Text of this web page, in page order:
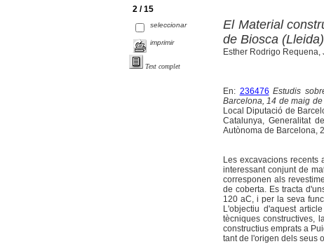
2 / 15
seleccionar
imprimir
Text complet
El Material
de Biosca
Esther Rodrigo Requena,
En: 236476 Estudis
Barcelona, 14 de maig
Local Diputació de
Catalunya, Generalitat
Autònoma de Barcelona,
Les excavacions
interessant conjunt de
corresponen als
de coberta. Es tracta
120 aC, i per la seva
L'objectiu d'aquest
tècniques constructives,
constructius emprats a
tant de l'origen dels seus